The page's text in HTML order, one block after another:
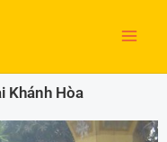
Khánh Hòa